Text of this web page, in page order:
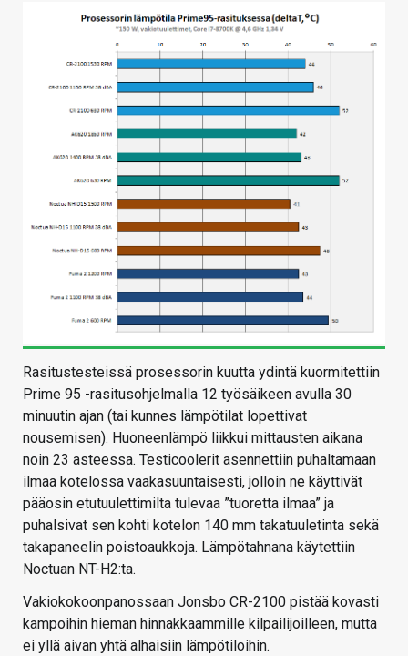
Rasitustesteissä prosessorin kuutta ydintä kuormitettiin
Prime 95 -rasitusohjelmalla 12 työsäikeen avulla 30
minuutin ajan (tai kunnes lämpötilat lopettivat
nousemisen). Huoneenlämpö liikkui mittausten aikana
noin 23 asteessa. Testicoolerit asennettiin puhaltamaan
ilmaa kotelossa vaakasuuntaisesti, jolloin ne käyttivät
pääosin etutuulettimilta tulevaa ”tuoretta ilmaa” ja
puhalsivat sen kohti kotelon 140 mm takatuuletinta sekä
takapaneelin poistoaukkoja. Lämpötahnana käytettiin
Noctuan NT-H2:ta.
Vakiokokoonpanossaan Jonsbo CR-2100 pistää kovasti
kampoihin hieman hinnakkaammille kilpailijoilleen, mutta
ei yllä aivan yhtä alhaisiin lämpötiloihin.